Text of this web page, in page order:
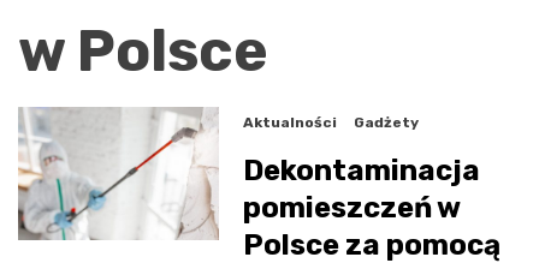
w Polsce
Aktualności Gadżety
Dekontaminacja
pomieszczeń w
Polsce za pomocą